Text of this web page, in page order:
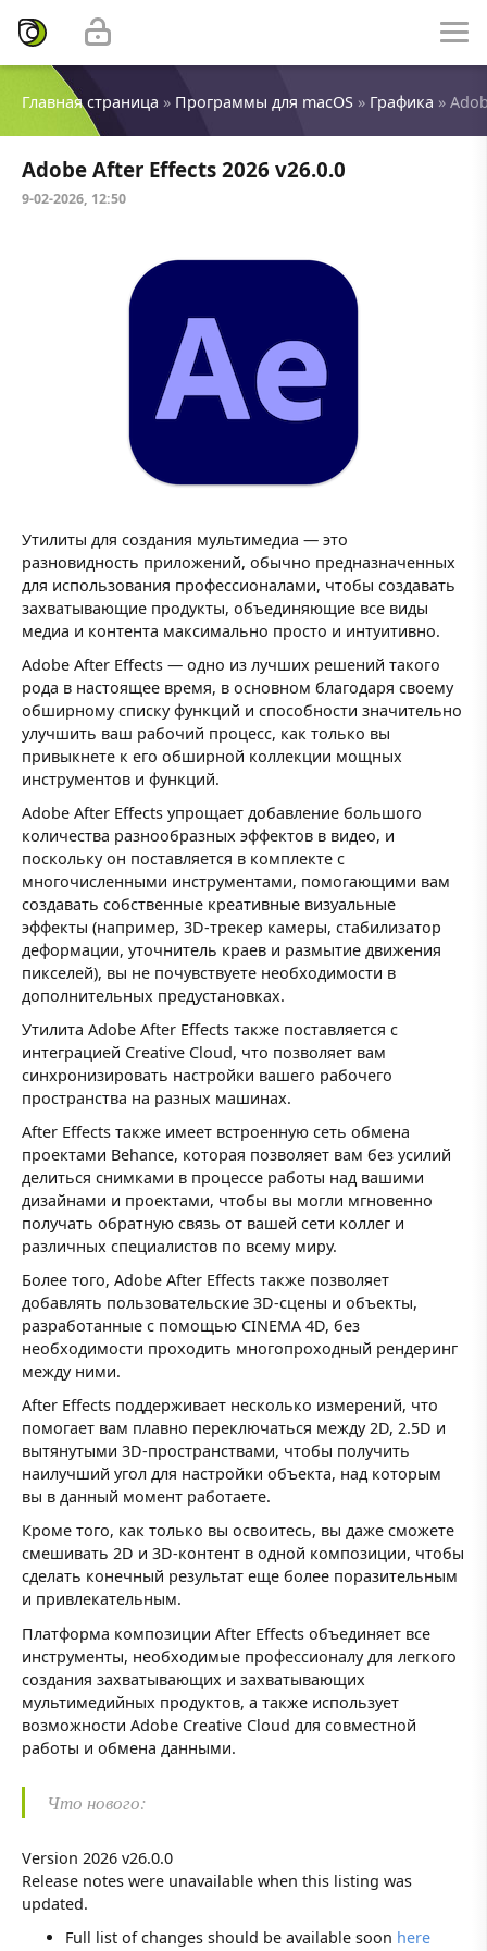
Главная страница » Программы для macOS » Графика »
Adobe After Effects 2026 v26.0.0
9-02-2026, 12:50
Утилиты для создания мультимедиа — это
разновидность приложений, обычно предназначенных
для использования профессионалами, чтобы создавать
захватывающие продукты, объединяющие все виды
медиа и контента максимально просто и интуитивно.
Adobe After Effects — одно из лучших решений такого
рода в настоящее время, в основном благодаря своему
обширному списку функций и способности значительно
улучшить ваш рабочий процесс, как только вы
привыкнете к его обширной коллекции мощных
инструментов и функций.
Adobe After Effects упрощает добавление большого
количества разнообразных эффектов в видео, и
поскольку он поставляется в комплекте с
многочисленными инструментами, помогающими вам
создавать собственные креативные визуальные
эффекты (например, 3D-трекер камеры, стабилизатор
деформации, уточнитель краев и размытие движения
пикселей), вы не почувствуете необходимости в
дополнительных предустановках.
Утилита Adobe After Effects также поставляется с
интеграцией Creative Cloud, что позволяет вам
синхронизировать настройки вашего рабочего
пространства на разных машинах.
After Effects также имеет встроенную сеть обмена
проектами Behance, которая позволяет вам без усилий
делиться снимками в процессе работы над вашими
дизайнами и проектами, чтобы вы могли мгновенно
получать обратную связь от вашей сети коллег и
различных специалистов по всему миру.
Более того, Adobe After Effects также позволяет
добавлять пользовательские 3D-сцены и объекты,
разработанные с помощью CINEMA 4D, без
необходимости проходить многопроходный рендеринг
между ними.
After Effects поддерживает несколько измерений, что
помогает вам плавно переключаться между 2D, 2.5D и
вытянутыми 3D-пространствами, чтобы получить
наилучший угол для настройки объекта, над которым
вы в данный момент работаете.
Кроме того, как только вы освоитесь, вы даже сможете
смешивать 2D и 3D-контент в одной композиции, чтобы
сделать конечный результат еще более поразительным
и привлекательным.
Платформа композиции After Effects объединяет все
инструменты, необходимые профессионалу для легкого
создания захватывающих и захватывающих
мультимедийных продуктов, а также использует
возможности Adobe Creative Cloud для совместной
работы и обмена данными.
Что нового:
Version 2026 v26.0.0
Release notes were unavailable when this listing was
updated.
Full list of changes should be available soon here